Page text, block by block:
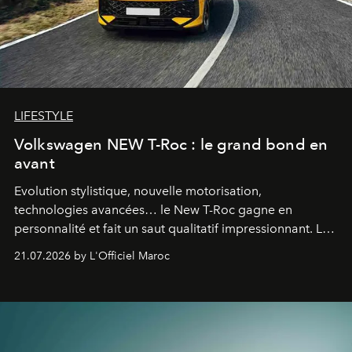
LIFESTYLE
Volkswagen NEW T-Roc : le grand bond en
avant
Evolution stylistique, nouvelle motorisation,
technologies avancées… le New T-Roc gagne en
personnalité et fait un saut qualitatif impressionnant. Le
constructeur allemand a revu en profondeur son SUV
fétiche pour le rendre plus premium. Et le pari semble
21.07.2026 by L'Officiel Maroc